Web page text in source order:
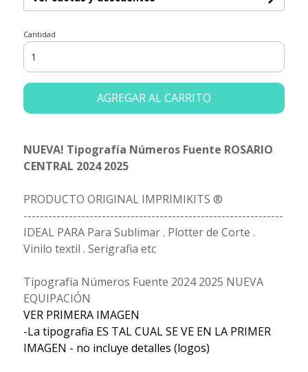
Cantidad
AGREGAR AL CARRITO
NUEVA! Tipografía Números Fuente ROSARIO
CENTRAL 2024 2025
PRODUCTO ORIGINAL IMPRIMIKITS ®
---------------------------------------------------------------
IDEAL PARA Para Sublimar . Plotter de Corte .
Vinilo textil . Serigrafia etc
Tipografía Números Fuente 2024 2025 NUEVA
EQUIPACIÓN
VER PRIMERA IMAGEN
-La tipografia ES TAL CUAL SE VE EN LA PRIMER
IMAGEN - no incluye detalles (logos)